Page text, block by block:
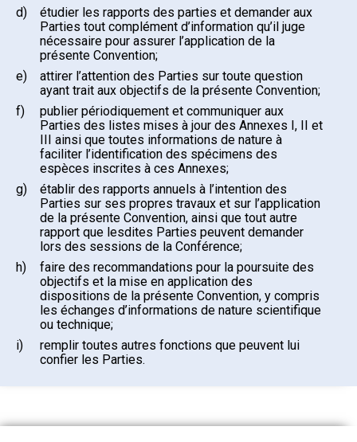
d)
étudier les rapports des parties et demander aux
Parties tout complément d’information qu’il juge
nécessaire pour assurer l’application de la
présente Convention;
e)
attirer l’attention des Parties sur toute question
ayant trait aux objectifs de la présente Convention;
f)
publier périodiquement et communiquer aux
Parties des listes mises à jour des Annexes I, II et
III ainsi que toutes informations de nature à
faciliter l’identification des spécimens des
espèces inscrites à ces Annexes;
g)
établir des rapports annuels à l’intention des
Parties sur ses propres travaux et sur l’application
de la présente Convention, ainsi que tout autre
rapport que lesdites Parties peuvent demander
lors des sessions de la Conférence;
h)
faire des recommandations pour la poursuite des
objectifs et la mise en application des
dispositions de la présente Convention, y compris
les échanges d’informations de nature scientifique
ou technique;
i)
remplir toutes autres fonctions que peuvent lui
confier les Parties.